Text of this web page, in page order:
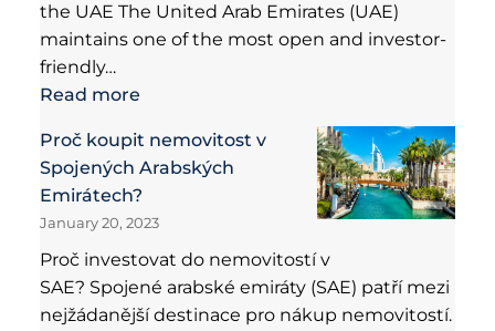
the UAE The United Arab Emirates (UAE)
maintains one of the most open and investor-
friendly…
Read more
Proč koupit nemovitost v
Spojených Arabských
Emirátech?
January 20, 2023
Proč investovat do nemovitostí v
SAE? Spojené arabské emiráty (SAE) patří mezi
nejžádanější destinace pro nákup nemovitostí.